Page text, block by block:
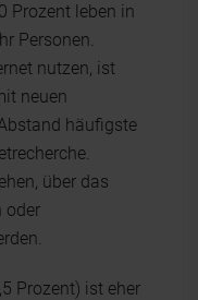
Prozent leben in
Personen.
nutzen, ist
neuen
häufigste
über das
oder
Prozent) ist eher